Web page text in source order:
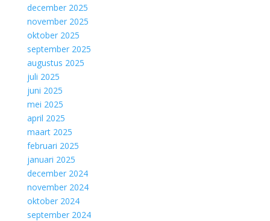
december 2025
november 2025
oktober 2025
september 2025
augustus 2025
juli 2025
juni 2025
mei 2025
april 2025
maart 2025
februari 2025
januari 2025
december 2024
november 2024
oktober 2024
september 2024